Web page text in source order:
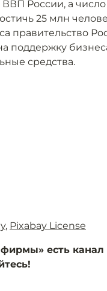
ВВП России, а
25 млн
правительство
поддержку
средства.
, Pixabay License
есть канал